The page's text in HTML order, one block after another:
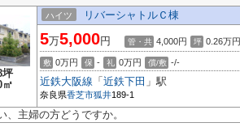
坪
㎡
ハイツ リバーシャトルＣ棟
5万5,000円 管・共 4,000円 坪 0.26万円
敷 0万円 保 - 礼 0万円 償/敷 -/-
近鉄大阪線 「 近鉄下田 」駅
奈良県香芝市狐井189-1
、主婦の方どうですか。